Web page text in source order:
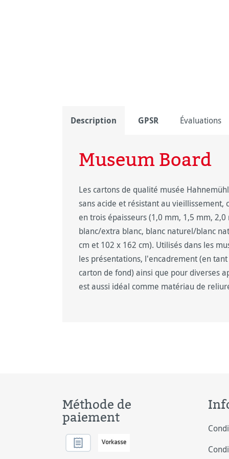
Description GPSR Évaluations
Museum Board
Les cartons de qualité musée
sans acide et résistant au vieillissement,
en trois épaisseurs (1,0 mm, 1,5 mm,
blanc/extra blanc, blanc naturel/blanc
cm et 102 x 162 cm). Utilisés dans les
les présentations, l'encadrement (en
carton de fond) ainsi que pour diverses
est aussi idéal comme matériau de
Méthode de
paiement